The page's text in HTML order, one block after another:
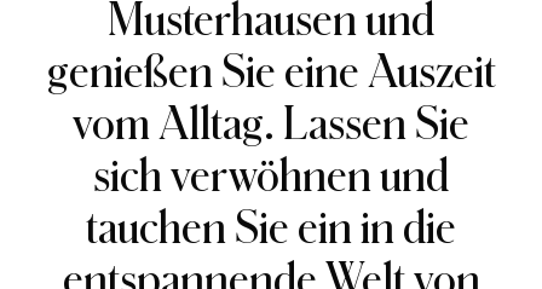
Musterhausen und
genießen Sie eine Auszeit
vom Alltag. Lassen Sie
sich verwöhnen und
tauchen Sie ein in die